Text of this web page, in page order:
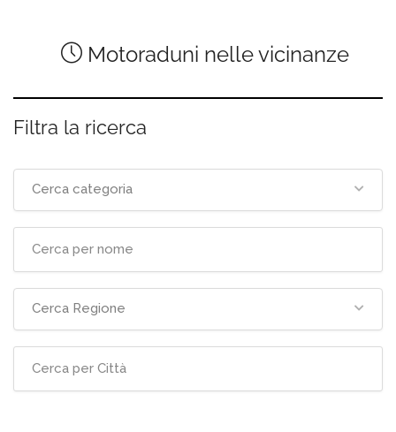
Motoraduni nelle vicinanze
Filtra la ricerca
Cerca categoria
Cerca Regione